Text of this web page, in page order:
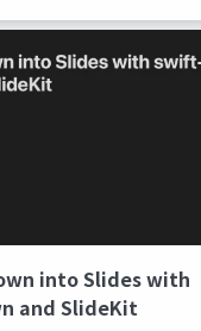
into Slides with
and SlideKit